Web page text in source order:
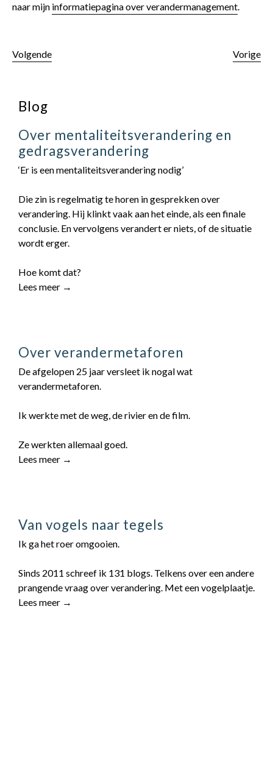
naar mijn informatiepagina over verandermanagement.
Volgende Vorige
Blog
Over mentaliteitsverandering en
gedragsverandering
‘Er is een mentaliteitsverandering nodig’
Die zin is regelmatig te horen in gesprekken over
verandering. Hij klinkt vaak aan het einde, als een finale
conclusie. En vervolgens verandert er niets, of de situatie
wordt erger.
Hoe komt dat?
Lees meer →
Over verandermetaforen
De afgelopen 25 jaar versleet ik nogal wat
verandermetaforen.
Ik werkte met de weg, de rivier en de film.
Ze werkten allemaal goed.
Lees meer →
Van vogels naar tegels
Ik ga het roer omgooien.
Sinds 2011 schreef ik 131 blogs. Telkens over een andere
prangende vraag over verandering. Met een vogelplaatje.
Lees meer →